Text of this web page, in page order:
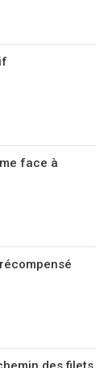
face à